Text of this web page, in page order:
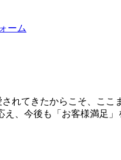
ーム
れてきたからこそ、こ
、今後も「お客様満足」